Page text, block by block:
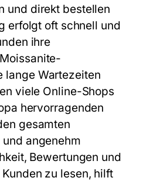
und direkt bestellen
erfolgt oft schnell und
ihre
lange Wartezeiten
viele Online-Shops
hervorragenden
gesamten
angenehm
Bewertungen und
zu lesen, hilft